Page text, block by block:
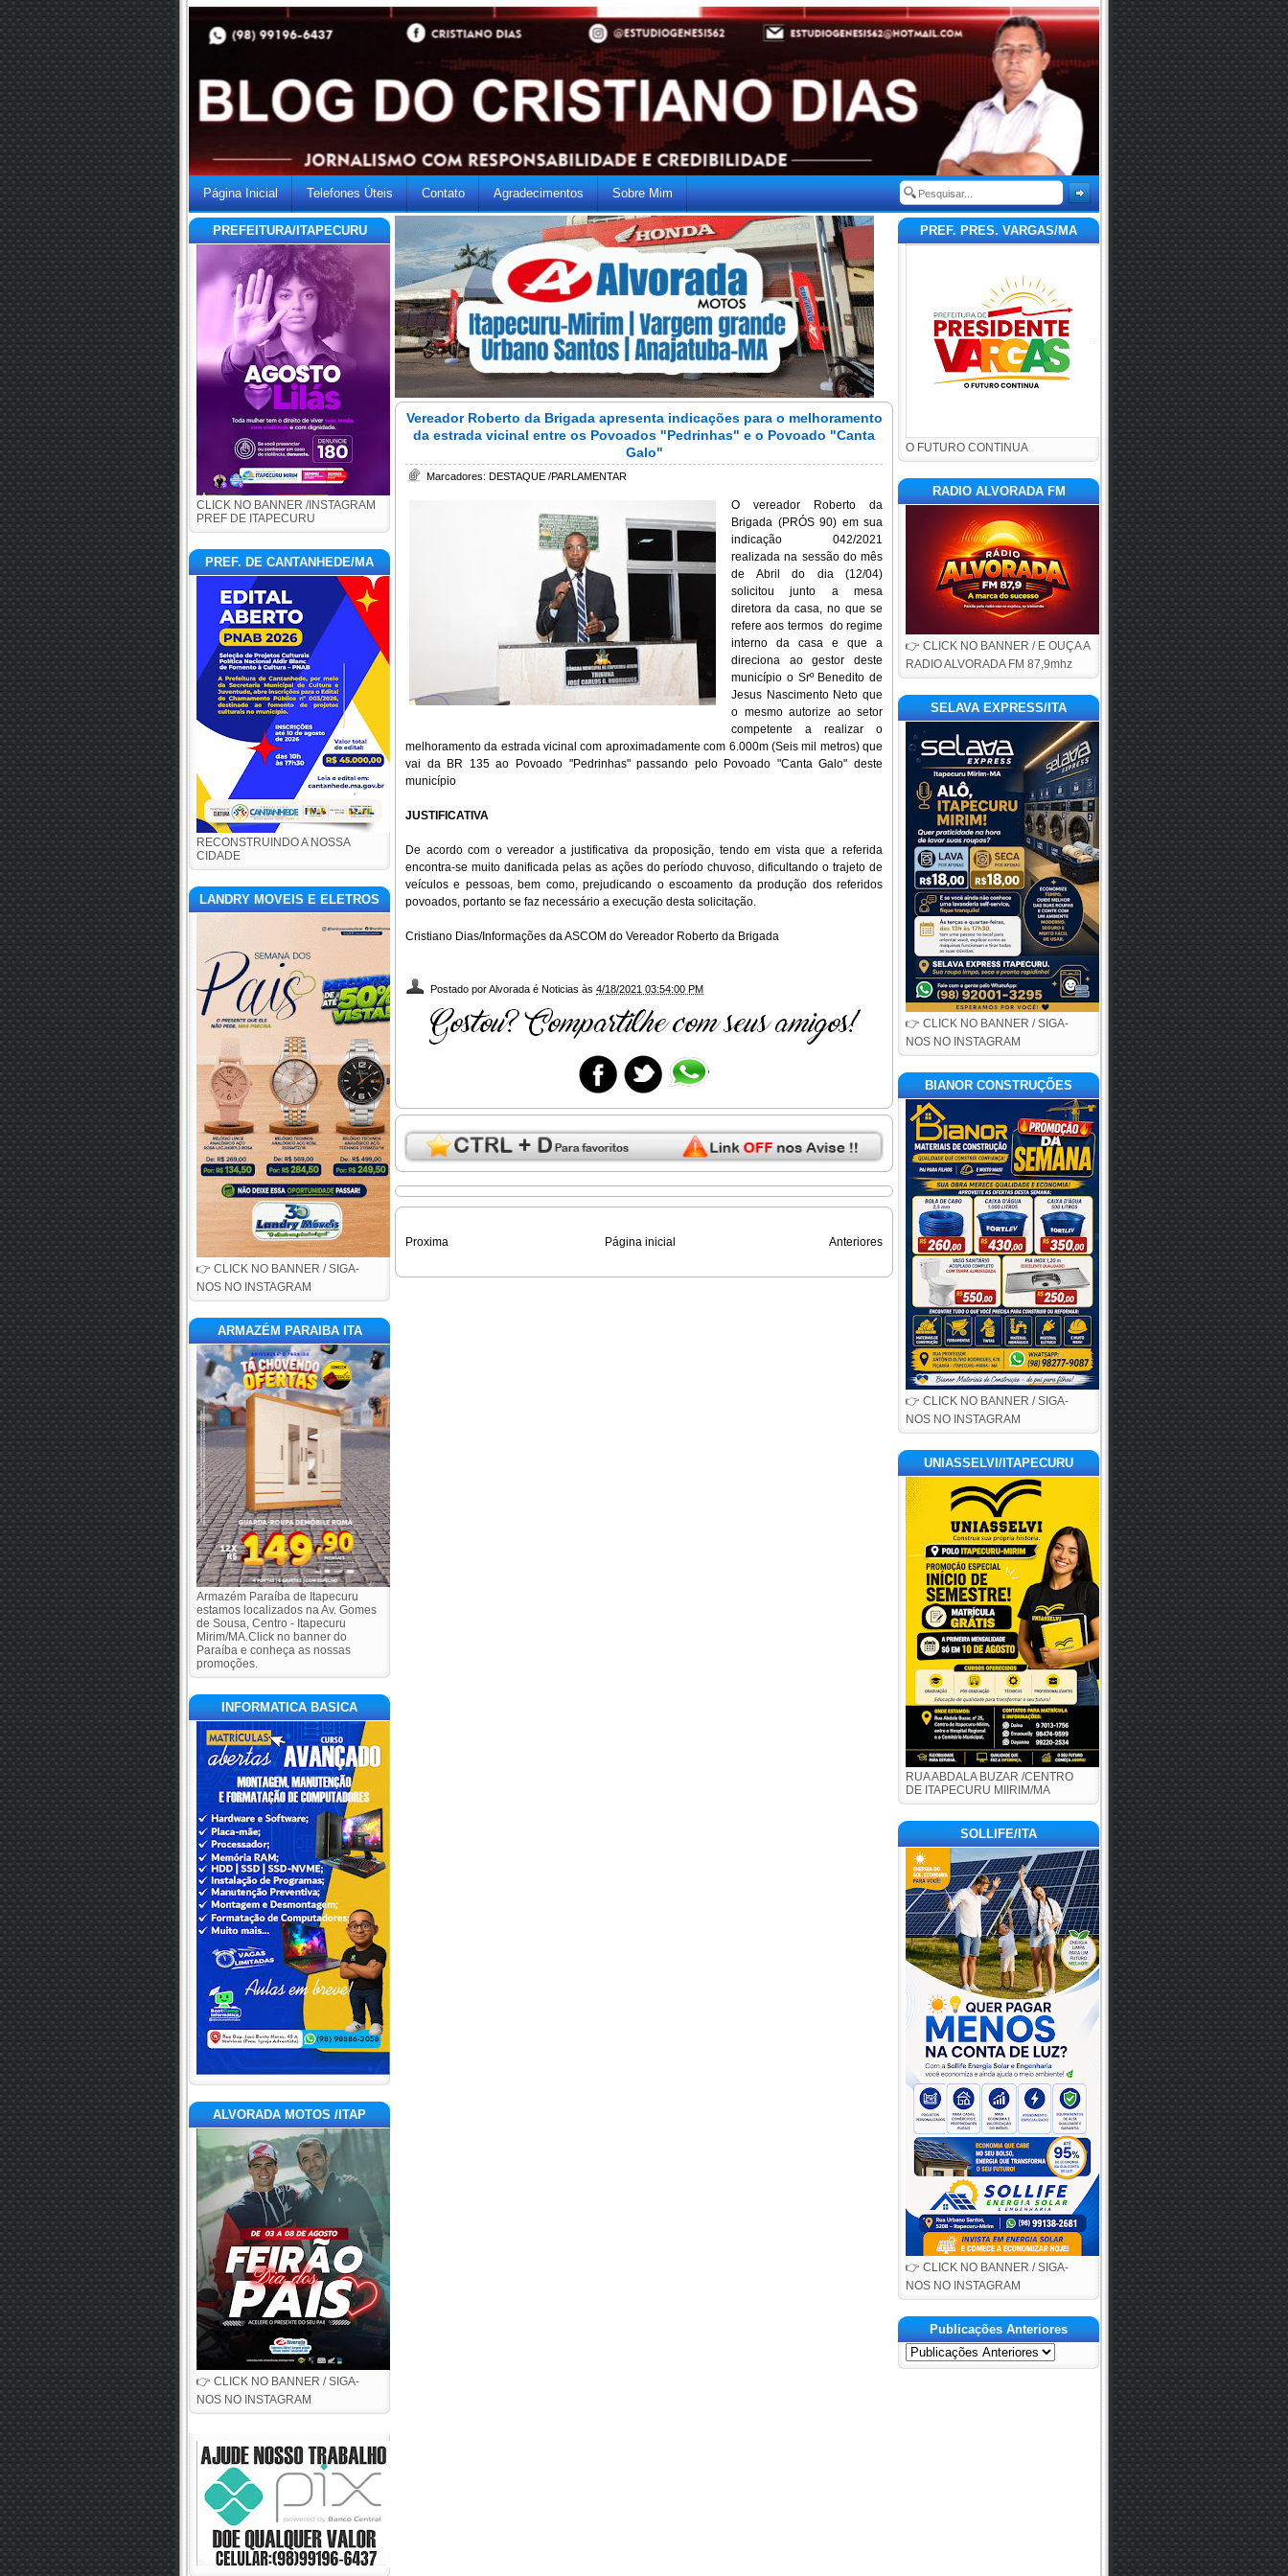
Página Inicial Telefones Úteis Contato Agradecimentos Sobre Mim
PREFEITURA/ITAPECURU
CLICK NO BANNER /INSTAGRAM
PREF DE ITAPECURU
PREF. DE CANTANHEDE/MA
RECONSTRUINDO A NOSSA
CIDADE
LANDRY MOVEIS E ELETROS
👉 CLICK NO BANNER / SIGA-
NOS NO INSTAGRAM
ARMAZÉM PARAIBA ITA
Armazém Paraíba de Itapecuru
estamos localizados na Av. Gomes
de Sousa, Centro - Itapecuru
Mirim/MA.Click no banner do
Paraíba e conheça as nossas
promoções.
INFORMATICA BASICA
ALVORADA MOTOS /ITAP
👉 CLICK NO BANNER / SIGA-
NOS NO INSTAGRAM
Vereador Roberto da Brigada apresenta indicações para o melhoramento
da estrada vicinal entre os Povoados "Pedrinhas" e o Povoado "Canta
Galo"
Marcadores: DESTAQUE /PARLAMENTAR
O vereador Roberto da
Brigada (PRÓS 90) em sua
indicação 042/2021
realizada na sessão do mês
de Abril do dia (12/04)
solicitou junto a mesa
diretora da casa, no que se
refere aos termos  do regime
interno da casa e que a
direciona ao gestor deste
Jesus Nascimento Neto que
o mesmo autorize ao setor
competente a realizar o
melhoramento da estrada vicinal com aproximadamente com 6.000m (Seis mil metros) que
vai da BR 135 ao Povoado "Pedrinhas" passando pelo Povoado "Canta Galo" deste
município
JUSTIFICATIVA
De acordo com o vereador a justificativa da proposição, tendo em vista que a referida
encontra-se muito danificada pelas as ações do período chuvoso, dificultando o trajeto de
veículos e pessoas, bem como, prejudicando o escoamento da produção dos referidos
povoados, portanto se faz necessário a execução desta solicitação.
Cristiano Dias/Informações da ASCOM do Vereador Roberto da Brigada
Postado porAlvorada é Noticias às 4/18/2021 03:54:00 PM
Proxima Anteriores
Página inicial
PREF. PRES. VARGAS/MA
O FUTURO CONTINUA
RADIO ALVORADA FM
👉 CLICK NO BANNER / E OUÇA A
RADIO ALVORADA FM 87,9mhz
SELAVA EXPRESS/ITA
👉 CLICK NO BANNER / SIGA-
NOS NO INSTAGRAM
BIANOR CONSTRUÇÕES
👉 CLICK NO BANNER / SIGA-
NOS NO INSTAGRAM
UNIASSELVI/ITAPECURU
RUA ABDALA BUZAR /CENTRO
DE ITAPECURU MIIRIM/MA
SOLLIFE/ITA
👉 CLICK NO BANNER / SIGA-
NOS NO INSTAGRAM
Publicações Anteriores